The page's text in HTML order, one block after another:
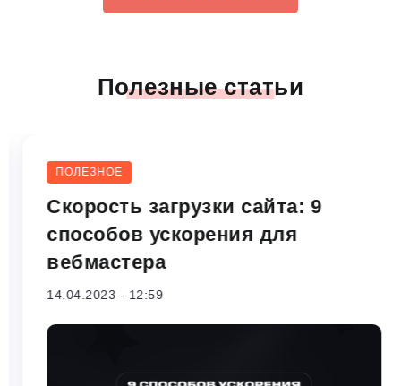
Полезные статьи
ПОЛЕЗНОЕ
Скорость загрузки сайта: 9
способов ускорения для
вебмастера
14.04.2023- 12:59